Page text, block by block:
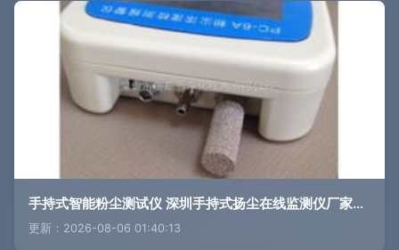
手持式智能粉尘测试仪 深圳手持式扬尘在线监测仪厂家的创新应用
更新：2026-08-06 01:40:13